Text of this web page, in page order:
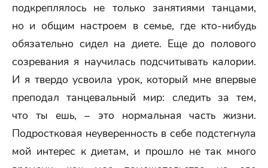
подкреплялось не только занятиями танцами,
но и общим настроем в семье, где кто-нибудь
обязательно сидел на диете. Еще до полового
созревания я научилась подсчитывать калории.
И я твердо усвоила урок, который мне впервые
преподал танцевальный мир: следить за тем,
что ты ешь, – это нормальная часть жизни.
Подростковая неуверенность в себе подстегнула
мой интерес к диетам, и прошло не так много